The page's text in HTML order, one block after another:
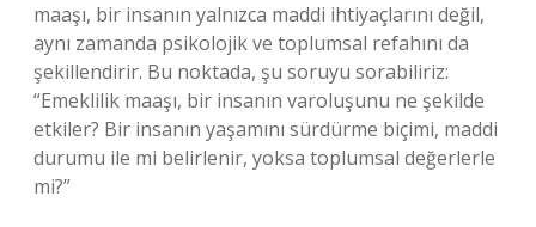
maaşı, bir insanın yalnızca maddi ihtiyaçlarını değil,
aynı zamanda psikolojik ve toplumsal refahını da
şekillendirir. Bu noktada, şu soruyu sorabiliriz:
“Emeklilik maaşı, bir insanın varoluşunu ne şekilde
etkiler? Bir insanın yaşamını sürdürme biçimi, maddi
durumu ile mi belirlenir, yoksa toplumsal değerlerle
mi?”